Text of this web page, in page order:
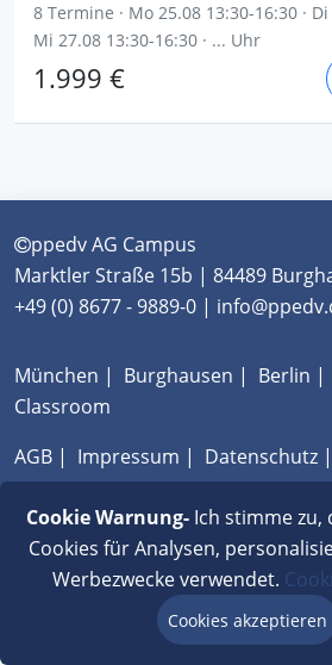
8 Termine · Mo 25.08 13:30-16:30 ·
Mi 27.08 13:30-16:30 · ... Uhr
1.999 €
ppedv AG Campus
Marktler Straße 15b | 84489
+49 (0) 8677 - 9889-0 |
München | Burghausen | Berlin |
Classroom
AGB | Impressum | Datenschutz |
Cookie Warnung-Ich stimme zu,
Cookies für Analysen,
Werbezwecke verwendet.
Cookies akzeptieren